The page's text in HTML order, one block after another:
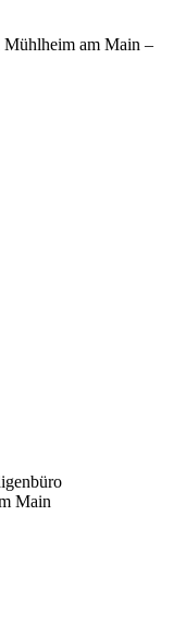
Mühlheim am Main –
Main